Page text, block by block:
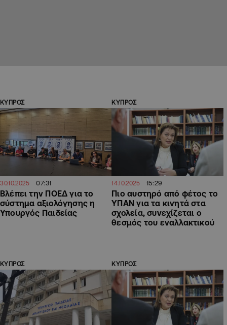
ΚΥΠΡΟΣ
30.10.2025 07:31
Βλέπει την ΠΟΕΔ για το
σύστημα αξιολόγησης η
Υπουργός Παιδείας
ΚΥΠΡΟΣ
14.10.2025 15:29
Πιο αυστηρό από φέτος το
ΥΠΑΝ για τα κινητά στα
σχολεία, συνεχίζεται ο
θεσμός του εναλλακτικού
ΚΥΠΡΟΣ ΚΥΠΡΟΣ